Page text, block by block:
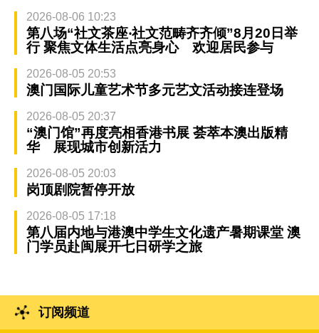
2026-08-06 10:23
第八场“社文茶座‧社文范畴齐齐倾”8月20日举
行 聚焦文体生活点亮身心 欢迎居民参与
2026-08-05 20:53
澳门国际儿童艺术节多元艺文活动接连登场
2026-08-05 20:37
“澳门馆”再度亮相香港书展 荟萃本澳出版精
华 展现城市创新活力
2026-08-05 20:03
岗顶剧院暂停开放
2026-08-05 17:18
第八届内地与港澳中学生文化遗产暑期课堂 澳
门学员赴闽展开七日研学之旅
订阅频道